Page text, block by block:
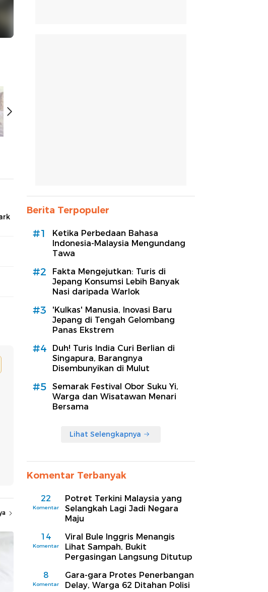
Berita Terpopuler
#1
Ketika Perbedaan Bahasa
Indonesia-Malaysia Mengundang
Tawa
#2
Fakta Mengejutkan: Turis di
Jepang Konsumsi Lebih Banyak
Nasi daripada Warlok
#3
'Kulkas' Manusia, Inovasi Baru
Jepang di Tengah Gelombang
Panas Ekstrem
#4
Duh! Turis India Curi Berlian di
Singapura, Barangnya
Disembunyikan di Mulut
#5
Semarak Festival Obor Suku Yi,
Warga dan Wisatawan Menari
Bersama
Lihat Selengkapnya
Komentar Terbanyak
22
Komentar
Potret Terkini Malaysia yang
Selangkah Lagi Jadi Negara
Maju
14
Komentar
Viral Bule Inggris Menangis
Lihat Sampah, Bukit
Pergasingan Langsung Ditutup
8
Komentar
Gara-gara Protes Penerbangan
Delay, Warga 62 Ditahan Polisi